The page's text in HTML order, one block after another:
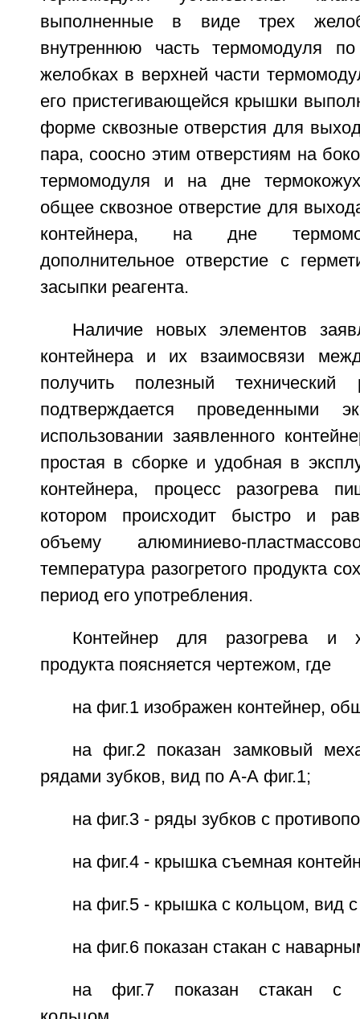
выполненные в виде трех
внутреннюю часть термомодуля
желобках в верхней части
его пристегивающейся крышки
форме сквозные отверстия для
пара, соосно этим отверстиям на
термомодуля и на дне
общее сквозное отверстие для
контейнера, на дне
дополнительное отверстие с
засыпки реагента.
Наличие новых элементов
контейнера и их взаимосвязи
получить полезный технический
подтверждается проведенными
использовании заявленного
простая в сборке и удобная в
контейнера, процесс разогрева
котором происходит быстро и
объему алюминиево-
температура разогретого продукта
период его употребления.
Контейнер для разогрева и
продукта поясняется чертежом, где
на фиг.1 изображен контейнер,
на фиг.2 показан замковый
рядами зубков, вид по А-А фиг.1;
на фиг.3 - ряды зубков с
на фиг.4 - крышка съемная
на фиг.5 - крышка с кольцом, вид
на фиг.6 показан стакан с
на фиг.7 показан стакан с